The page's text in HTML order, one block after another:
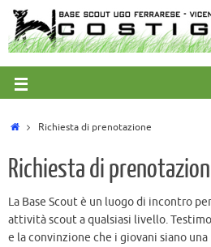
Richiesta di prenotazione
Richiesta di
La Base Scout è un luogo di incontro
attività scout a qualsiasi livello.
e la convinzione che i giovani siano